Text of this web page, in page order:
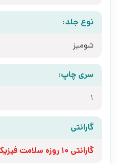
نوع جلد:
شومیز
سری چاپ:
1
گارانتی
گارانتی 10 روزه سلامت فیزیکی کتاب